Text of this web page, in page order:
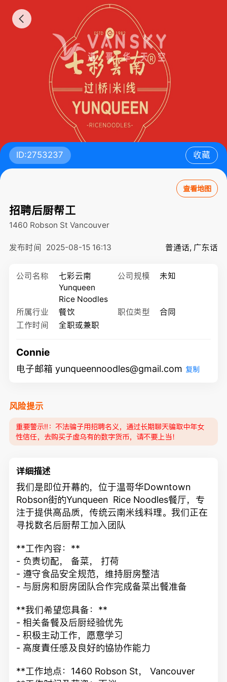
ID:2753237 收藏
查看地图
招聘后厨帮工
1460 Robson St Vancouver
发布时间 2025-08-15 16:13 普通话, 广东话
公司名称
七彩云南
Yunqueen
Rice Noodles
公司规模 未知
所属行业 餐饮 职位类型
合同
工作时间
全职或兼职
Connie
电子邮箱 yunqueennoodles@gmail.com 复制
风险提示
重要警示‼️：不法骗子用招聘名义，通过长期聊天骗取中年女
性信任，去购买子虚乌有的数字货币，请不要上当！
详细描述
我们是即位开幕的，位于温哥华Downtown
Robson街的Yunqueen Rice Noodles餐厅，专
注于提供高品质，传统云南米线料理。我们正在
寻找数名后厨帮工加入团队
**工作內容：**
- 负责切配， 备菜， 打荷
- 遵守食品安全规范，维持厨房整洁
- 与厨房和厨房团队合作完成备菜出餐准备
**我们希望您具备：**
- 相关备餐及后厨经验优先
- 积极主动工作，愿意学习
- 高度責任感及良好的協协作能力
**工作地点：1460 Robson St， Vancouver